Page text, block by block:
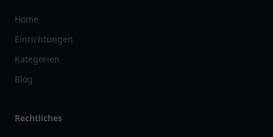
Home
Einrichtungen
Kategorien
Blog
Rechtliches